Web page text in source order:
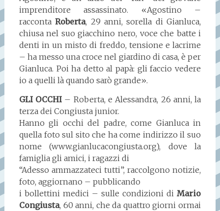
imprenditore assassinato. «Agostino –
raccontaRoberta, 29 anni, sorella di Gianluca,
chiusa nel suo giacchino nero, voce che batte i
denti in un misto di freddo, tensione e lacrime
– ha messo una croce nel giardino di casa, è per
Gianluca. Poi ha detto al papà: gli faccio vedere
io a quelli là quando sarò grande».
GLI OCCHI – Roberta, e Alessandra, 26 anni, la
terza dei Congiusta junior.
Hanno gli occhi del padre, come Gianluca in
quella foto sul sito che ha come indirizzo il suo
nome (www.gianlucacongiusta.org), dove la
famiglia gli amici, i ragazzi di
“Adesso ammazzateci tutti”, raccolgono notizie,
foto, aggiornano – pubblicando
i bollettini medici – sulle condizioni diMario
Congiusta, 60 anni, che da quattro giorni ormai